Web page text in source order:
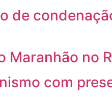
de
Maranhão no
com